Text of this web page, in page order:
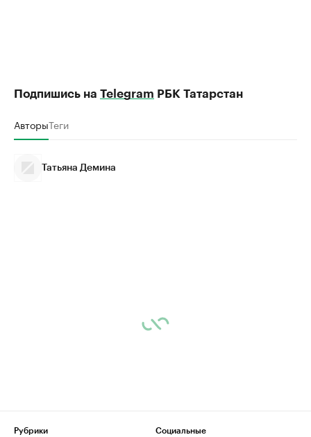
Подпишись на Telegram РБК Татарстан
АвторыТеги
Татьяна Демина
Рубрики
Социальные